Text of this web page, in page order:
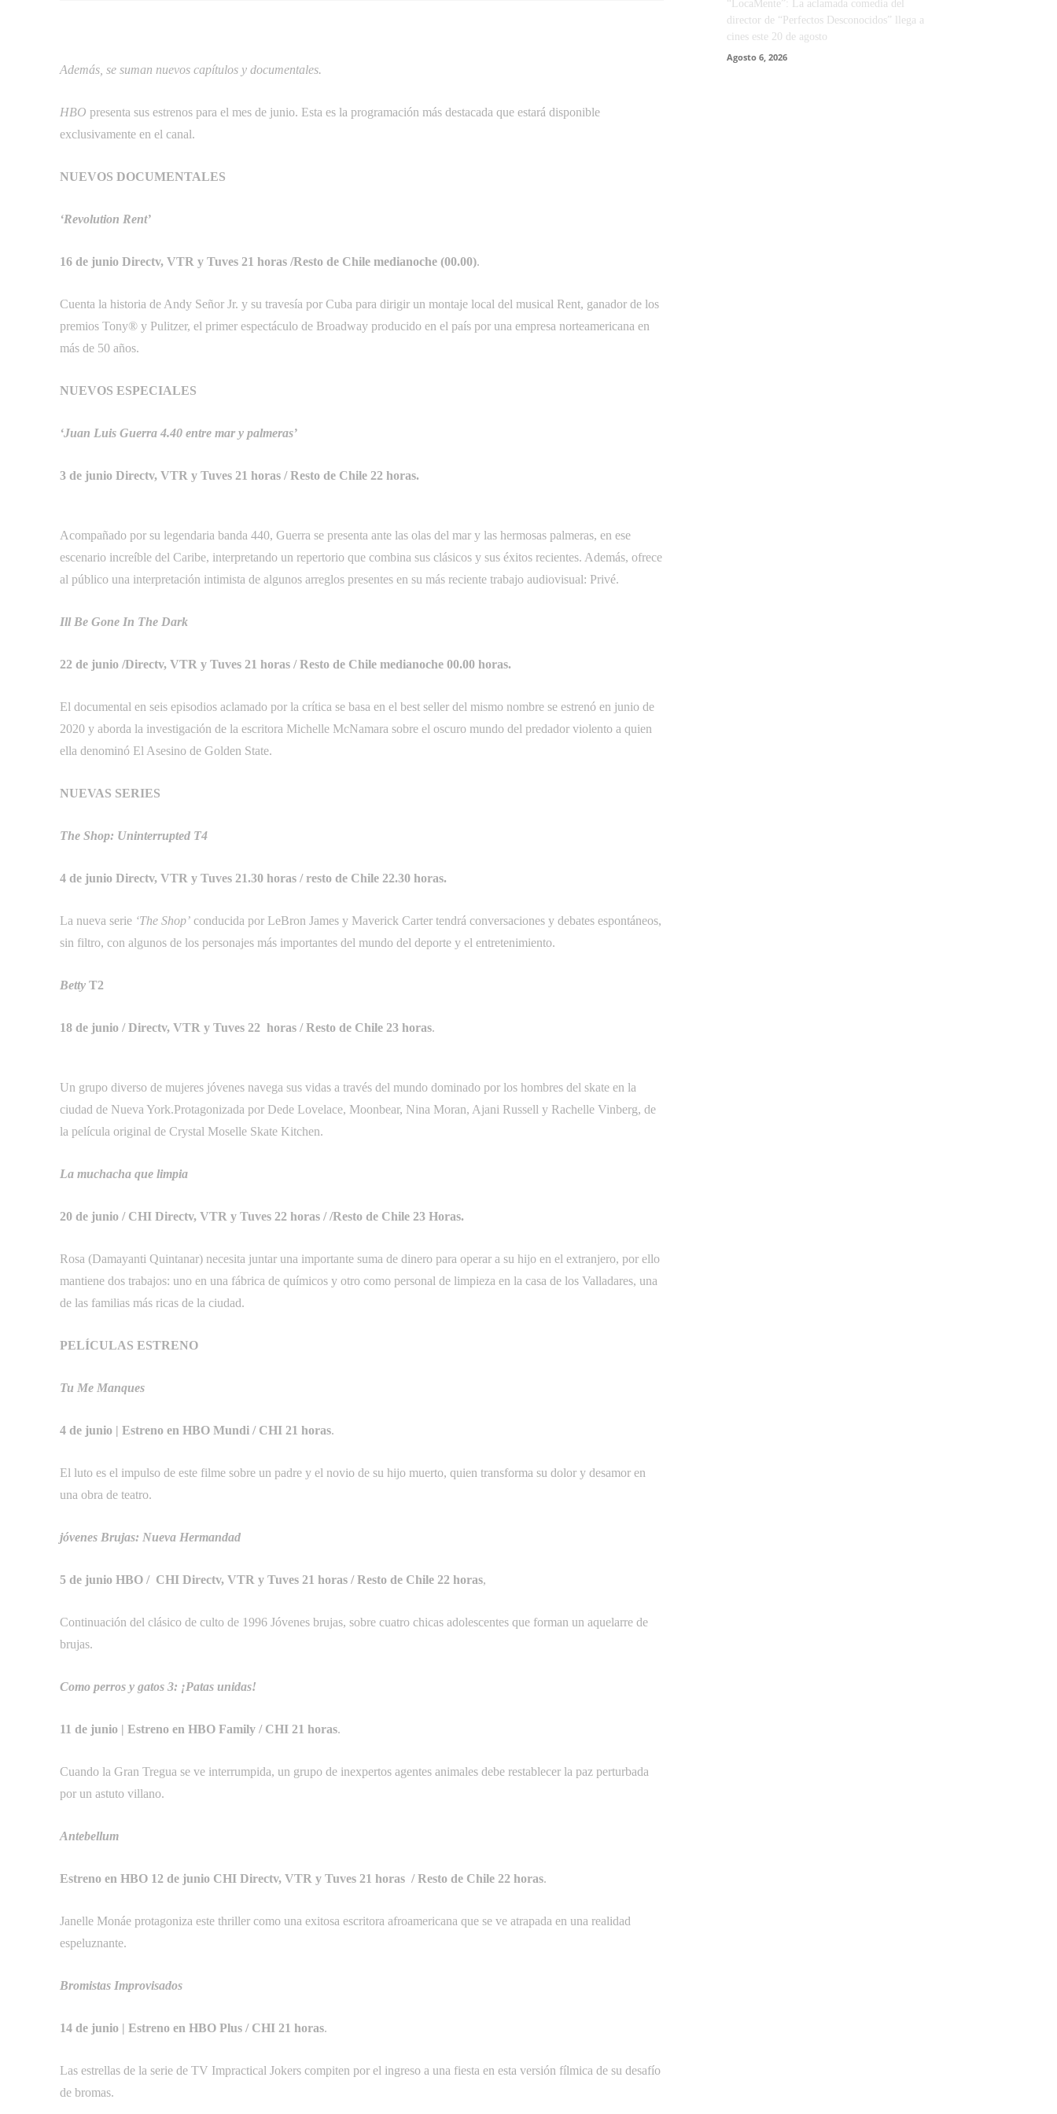
Además, se suman nuevos capítulos y documentales.
HBO presenta sus estrenos para el mes de junio. Esta es la programación más destacada que estará disponible
exclusivamente en el canal.
NUEVOS DOCUMENTALES
‘Revolution Rent’
16 de junio Directv, VTR y Tuves 21 horas /Resto de Chile medianoche (00.00).
Cuenta la historia de Andy Señor Jr. y su travesía por Cuba para dirigir un montaje local del musical Rent, ganador de los
premios Tony® y Pulitzer, el primer espectáculo de Broadway producido en el país por una empresa norteamericana en
más de 50 años.
NUEVOS ESPECIALES
‘Juan Luis Guerra 4.40 entre mar y palmeras’
3 de junio Directv, VTR y Tuves 21 horas / Resto de Chile 22 horas.
Acompañado por su legendaria banda 440, Guerra se presenta ante las olas del mar y las hermosas palmeras, en ese
escenario increíble del Caribe, interpretando un repertorio que combina sus clásicos y sus éxitos recientes. Además, ofrece
al público una interpretación intimista de algunos arreglos presentes en su más reciente trabajo audiovisual: Privé.
Ill Be Gone In The Dark
22 de junio /Directv, VTR y Tuves 21 horas / Resto de Chile medianoche 00.00 horas.
El documental en seis episodios aclamado por la crítica se basa en el best seller del mismo nombre se estrenó en junio de
2020 y aborda la investigación de la escritora Michelle McNamara sobre el oscuro mundo del predador violento a quien
ella denominó El Asesino de Golden State.
NUEVAS SERIES
The Shop: Uninterrupted T4
4 de junio Directv, VTR y Tuves 21.30 horas / resto de Chile 22.30 horas.
La nueva serie ‘The Shop’ conducida por LeBron James y Maverick Carter tendrá conversaciones y debates espontáneos,
sin filtro, con algunos de los personajes más importantes del mundo del deporte y el entretenimiento.
Betty  T2
18 de junio / Directv, VTR y Tuves 22 horas / Resto de Chile 23 horas.
Un grupo diverso de mujeres jóvenes navega sus vidas a través del mundo dominado por los hombres del skate en la
ciudad de Nueva York.Protagonizada por Dede Lovelace, Moonbear, Nina Moran, Ajani Russell y Rachelle Vinberg, de
la película original de Crystal Moselle Skate Kitchen.
La muchacha que limpia
20 de junio / CHI Directv, VTR y Tuves 22 horas / /Resto de Chile 23 Horas.
Rosa (Damayanti Quintanar) necesita juntar una importante suma de dinero para operar a su hijo en el extranjero, por ello
mantiene dos trabajos: uno en una fábrica de químicos y otro como personal de limpieza en la casa de los Valladares, una
de las familias más ricas de la ciudad.
PELÍCULAS ESTRENO
Tu Me Manques
4 de junio | Estreno en HBO Mundi / CHI 21 horas.
El luto es el impulso de este filme sobre un padre y el novio de su hijo muerto, quien transforma su dolor y desamor en
una obra de teatro.
jóvenes Brujas: Nueva Hermandad
5 de junio HBO / CHI Directv, VTR y Tuves 21 horas / Resto de Chile 22 horas,
Continuación del clásico de culto de 1996 Jóvenes brujas, sobre cuatro chicas adolescentes que forman un aquelarre de
brujas.
Como perros y gatos 3: ¡Patas unidas!
11 de junio | Estreno en HBO Family / CHI 21 horas.
Cuando la Gran Tregua se ve interrumpida, un grupo de inexpertos agentes animales debe restablecer la paz perturbada
por un astuto villano.
Antebellum
Estreno en HBO 12 de junio CHI Directv, VTR y Tuves 21 horas / Resto de Chile 22 horas.
Janelle Monáe protagoniza este thriller como una exitosa escritora afroamericana que se ve atrapada en una realidad
espeluznante.
Bromistas Improvisados
14 de junio | Estreno en HBO Plus / CHI 21 horas.
Las estrellas de la serie de TV Impractical Jokers compiten por el ingreso a una fiesta en esta versión fílmica de su desafío
de bromas.
“LocaMente”: La aclamada comedia del
director de “Perfectos Desconocidos” llega a
cines este 20 de agosto
Agosto 6, 2026